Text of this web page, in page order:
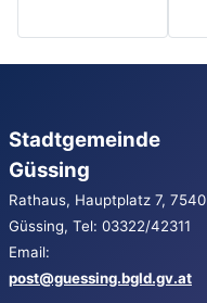
Stadtgemeinde
Güssing
Rathaus, Hauptplatz 7, 7540
Güssing, Tel: 03322/42311
Email:
post@guessing.bgld.gv.at